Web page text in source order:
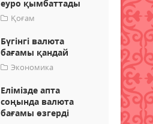
еуро қымбаттады
Қоғам
Бүгінгі валюта
бағамы қандай
Экономика
Елімізде апта
соңында валюта
бағамы өзгерді